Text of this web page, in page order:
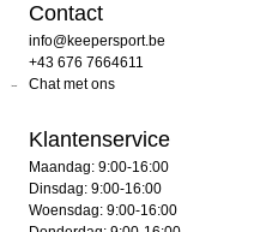
Contact
info@keepersport.be
+43 676 7664611
Chat met ons
Klantenservice
Maandag: 9:00-16:00
Dinsdag: 9:00-16:00
Woensdag: 9:00-16:00